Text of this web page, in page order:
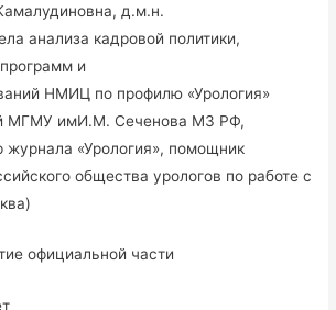
д.м.н.
анализа кадровой политики,
и
НМИЦ по профилю «Урология»
МГМУ имИ.М. Сеченова МЗ РФ,
журнала «Урология», помощник
общества урологов по работе с
официальной части